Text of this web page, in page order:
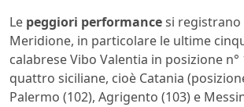
Le peggiori performancesi
Meridione, in particolare le ultime
calabrese Vibo Valentia in posizione n°
quattro siciliane, cioè Catania
Palermo (102), Agrigento (103) e